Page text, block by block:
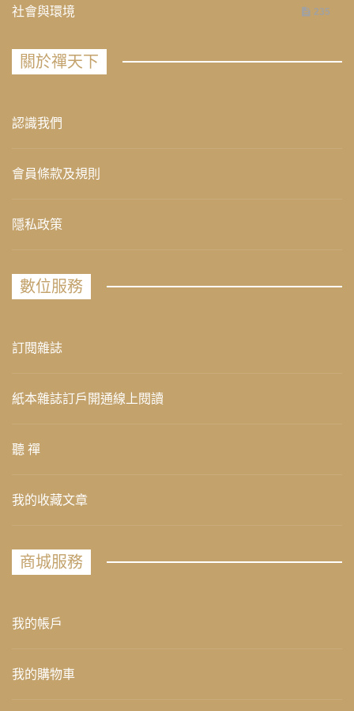
社會與環境 235
關於禪天下
認識我們
會員條款及規則
隱私政策
數位服務
訂閱雜誌
紙本雜誌訂戶開通線上閱讀
聽 禪
我的收藏文章
商城服務
我的帳戶
我的購物車